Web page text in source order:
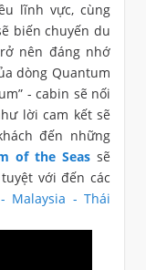
lĩnh vực, cùng
biến chuyến du
nên đáng nhớ
dòng Quantum
- cabin sẽ nối
lời cam kết sẽ
đến những
of the Seas sẽ
với đến các
Malaysia - Thái